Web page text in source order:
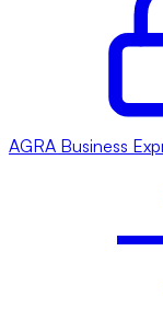
AGRA Business